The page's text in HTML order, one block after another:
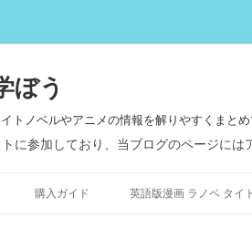
ぼう
トノベルやアニメの情報を解りやすくまと
に参加しており、当ブログのページには
購入ガイド 英語版漫画 ラノベ タイ